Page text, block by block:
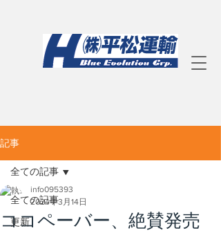
記事
全ての記事
更新
全ての記事
ココペーバー、絶賛発売
info095393
2024年3月14日